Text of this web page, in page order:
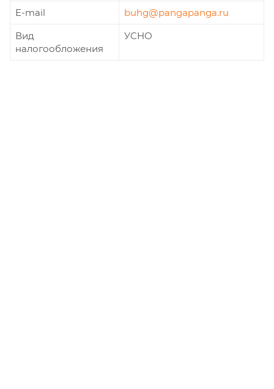
E-mail
buhg@pangapanga.ru
Вид
налогообложения
УСНО